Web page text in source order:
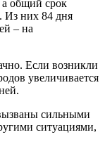
а общий срок
Из них 84 дня
– на
Если возникли
увеличивается
сильными
ситуациями,